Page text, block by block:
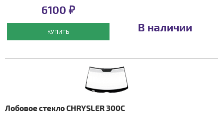
6100 ₽
КУПИТЬ В наличии
Лобовое стекло CHRYSLER 300C